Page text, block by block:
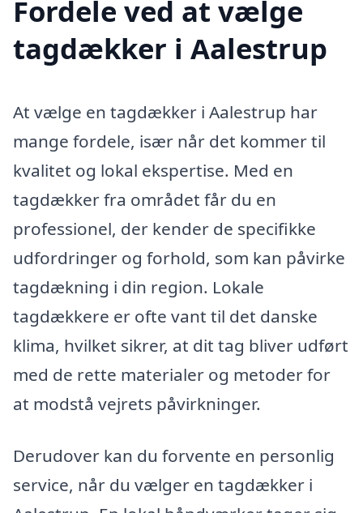
Fordele ved at vælge
tagdækker i Aalestrup
At vælge en tagdækker i Aalestrup har
mange fordele, især når det kommer til
kvalitet og lokal ekspertise. Med en
tagdækker fra området får du en
professionel, der kender de specifikke
udfordringer og forhold, som kan påvirke
tagdækning i din region. Lokale
tagdækkere er ofte vant til det danske
klima, hvilket sikrer, at dit tag bliver udført
med de rette materialer og metoder for
at modstå vejrets påvirkninger.
Derudover kan du forvente en personlig
service, når du vælger en tagdækker i